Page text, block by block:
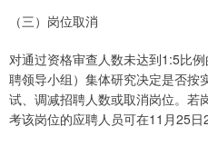
（三）岗位取消
对通过资格审查人数未达到1:5比
聘领导小组）集体研究决定是否按
试、调减招聘人数或取消岗位。若
考该岗位的应聘人员可在11月25日